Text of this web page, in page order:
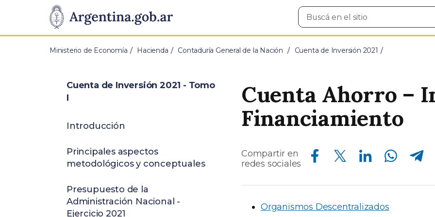
Presidencia
de
Pasar al contenido principal
Buscar
en
Ministerio de Economía Hacienda Contaduría General de la Nación Cuenta de Inversión 2021
Cuenta Ahorro –
Financiamiento
Compartir en
redes sociales
Compartir en Facebook Compartir en Twitter Compartir en Linkedin Compartir en Whatsapp Compartir en Telegram
Organismos Descentralizados
Cuenta de Inversión 2021 - Tomo
I
Introducción
Principales aspectos
metodológicos y conceptuales
Presupuesto de la
Administración Nacional -
Ejercicio 2021